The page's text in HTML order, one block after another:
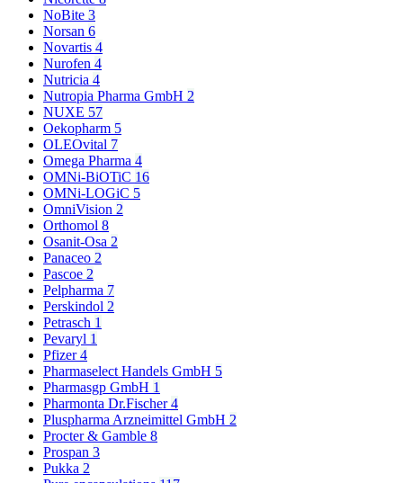
NoBite 3
Norsan 6
Novartis 4
Nurofen 4
Nutricia 4
Nutropia Pharma GmbH 2
NUXE 57
Oekopharm 5
OLEOvital 7
Omega Pharma 4
OMNi-BiOTiC 16
OMNi-LOGiC 5
OmniVision 2
Orthomol 8
Osanit-Osa 2
Panaceo 2
Pascoe 2
Pelpharma 7
Perskindol 2
Petrasch 1
Pevaryl 1
Pfizer4
Pharmaselect Handels GmbH 5
Pharmasgp GmbH 1
Pharmonta Dr.Fischer4
Pluspharma Arzneimittel GmbH 2
Procter & Gamble 8
Prospan 3
Pukka 2